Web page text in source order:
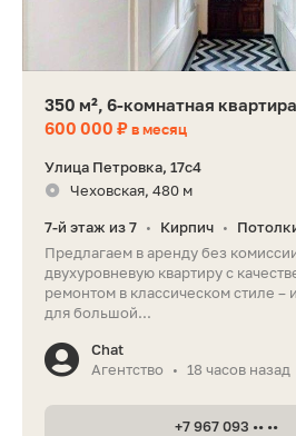
350 м², 6-комнатная квартира
600 000 ₽в месяц
Улица Петровка, 17с4
Чеховская, 480 м
7-й этаж из 7 • Кирпич •
Предлагаем в аренду без
двухуровневую квартиру с
ремонтом в классическом стиле
для большой...
Chat
Агентство
• 18 часов назад
+7 967 093 •• ••